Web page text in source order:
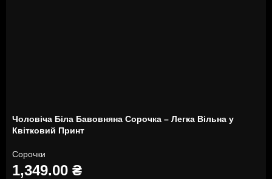
Чоловіча Біла Бавовняна Сорочка – Легка Вільна у
Квітковий Принт
Сорочки
1,349.00 ₴